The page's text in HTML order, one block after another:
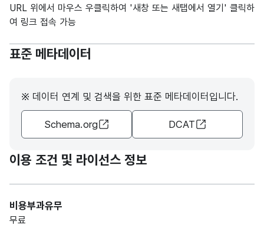
URL 위에서 마우스 우클릭하여 '새창 또는 새탭에서 열기' 클릭하
여 링크 접속 가능
표준 메타데이터
※ 데이터 연계 및 검색을 위한 표준 메타데이터입니다.
Schema.org DCAT
이용 조건 및 라이선스 정보
비용부과유무
무료